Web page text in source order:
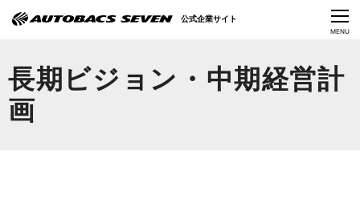
CLOSE
MENU
長期ビジョン・中期経営計
画
公式企業サイト
会社情報
Language